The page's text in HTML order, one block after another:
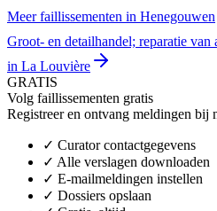
Meer faillissementen in Henegouwen
Groot- en detailhandel; reparatie van
in La Louvière
GRATIS
Volg faillissementen gratis
Registreer en ontvang meldingen bij
✓ Curator contactgegevens
✓ Alle verslagen downloaden
✓ E-mailmeldingen instellen
✓ Dossiers opslaan